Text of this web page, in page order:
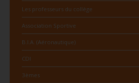
Les professeurs du collège
Association Sportive
B.I.A. (Aéronautique)
CDI
3èmes